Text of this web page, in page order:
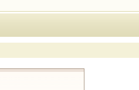
口注文はこちら 買い物かご